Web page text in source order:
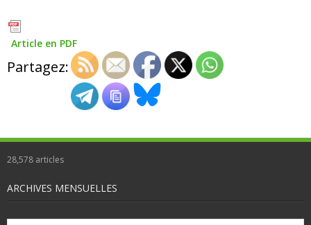
Article en PDF
Partagez:
28,578 articles
ARCHIVES MENSUELLES
Archives